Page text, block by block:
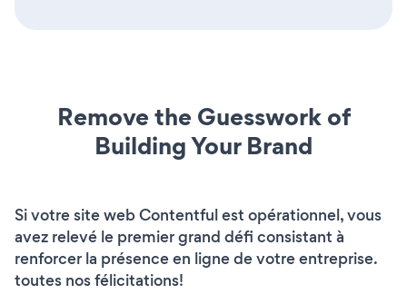
Remove the Guesswork of
Building Your Brand
Si votre site web Contentful est opérationnel, vous
avez relevé le premier grand défi consistant à
renforcer la présence en ligne de votre entreprise.
toutes nos félicitations!